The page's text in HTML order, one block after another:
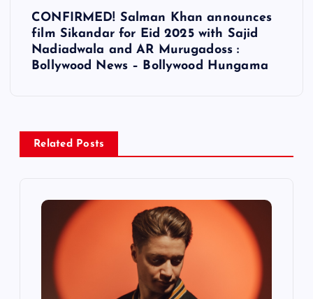
CONFIRMED! Salman Khan announces
film Sikandar for Eid 2025 with Sajid
Nadiadwala and AR Murugadoss :
Bollywood News – Bollywood Hungama
Related Posts